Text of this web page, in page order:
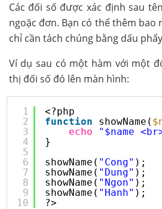
Các đối số được xác định sau
ngoặc đơn. Bạn có thể thêm bao
chỉ cần tách chúng bằng dấu
Ví dụ sau có một hàm với một
thị đối số đó lên màn hình:
1
2
3
4
5
6
7
8
9
10
<?php
function
showName(
echo
"$name
}
showName( "Cong" );
showName( "Dung" );
showName( "Ngon" );
showName( "Hanh" );
?>